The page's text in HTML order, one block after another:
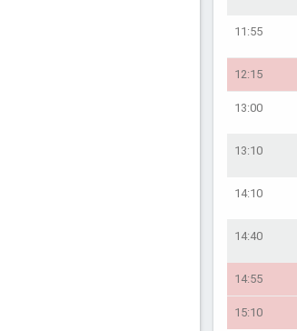
11:55
12:15
13:00
13:10
14:10
14:40
14:55
15:10